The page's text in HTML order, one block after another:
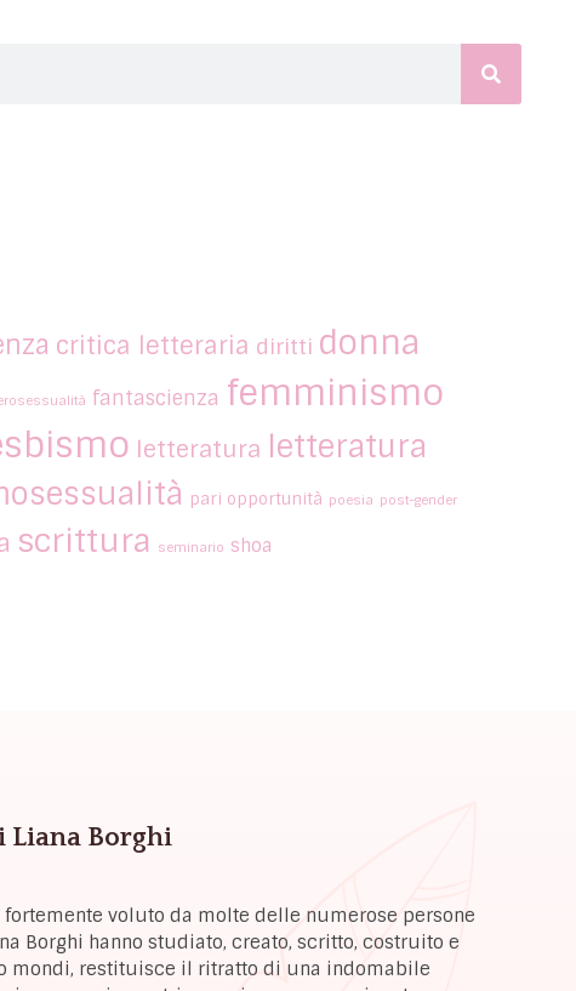
critica letteraria diritti donna
fantascienza femminismo
letteratura letteratura
pari opportunità poesia post-gender
scrittura seminario shoa
Liana Borghi
fortemente voluto da molte delle numerose persone
Borghi hanno studiato, creato, scritto, costruito e
mondi, restituisce il ritratto di una indomabile